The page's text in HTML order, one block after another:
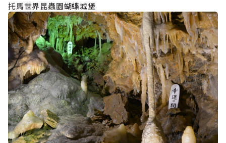
托馬世界昆蟲園蝴蝶城堡